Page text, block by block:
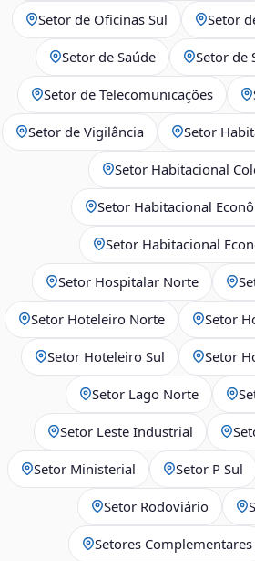
Setor de Oficinas Sul Setor
Setor de Saúde Setor de
Setor de Telecomunicações
Setor de Vigilância Setor
Setor Habitacional
Setor Habitacional
Setor Habitacional
Setor Hospitalar Norte
Setor Hoteleiro Norte Setor
Setor Hoteleiro Sul Setor
Setor Lago Norte
Setor Leste Industrial
Setor Ministerial Setor P Sul
Setor Rodoviário
Setores Complementares